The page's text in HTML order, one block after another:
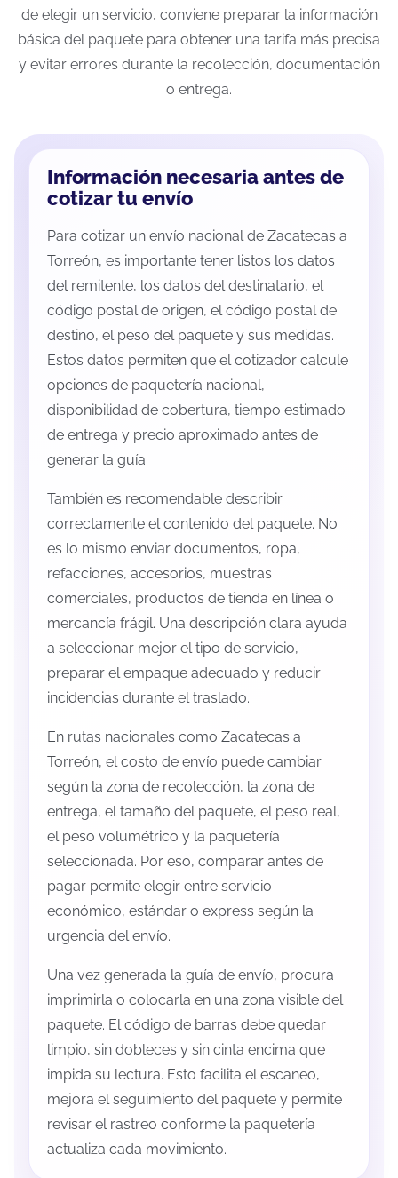
de elegir un servicio, conviene preparar la información
básica del paquete para obtener una tarifa más precisa
y evitar errores durante la recolección, documentación
o entrega.
Información necesaria antes de
cotizar tu envío
Para cotizar un envío nacional de Zacatecas a
Torreón, es importante tener listos los datos
del remitente, los datos del destinatario, el
código postal de origen, el código postal de
destino, el peso del paquete y sus medidas.
Estos datos permiten que el cotizador calcule
opciones de paquetería nacional,
disponibilidad de cobertura, tiempo estimado
de entrega y precio aproximado antes de
generar la guía.
También es recomendable describir
correctamente el contenido del paquete. No
es lo mismo enviar documentos, ropa,
refacciones, accesorios, muestras
comerciales, productos de tienda en línea o
mercancía frágil. Una descripción clara ayuda
a seleccionar mejor el tipo de servicio,
preparar el empaque adecuado y reducir
incidencias durante el traslado.
En rutas nacionales como Zacatecas a
Torreón, el costo de envío puede cambiar
según la zona de recolección, la zona de
entrega, el tamaño del paquete, el peso real,
el peso volumétrico y la paquetería
seleccionada. Por eso, comparar antes de
pagar permite elegir entre servicio
económico, estándar o express según la
urgencia del envío.
Una vez generada la guía de envío, procura
imprimirla o colocarla en una zona visible del
paquete. El código de barras debe quedar
limpio, sin dobleces y sin cinta encima que
impida su lectura. Esto facilita el escaneo,
mejora el seguimiento del paquete y permite
revisar el rastreo conforme la paquetería
actualiza cada movimiento.